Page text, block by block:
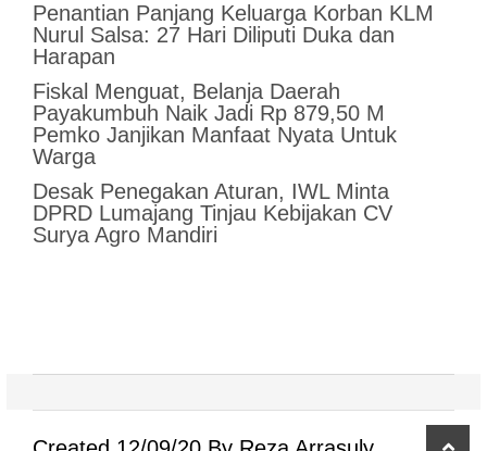
Penantian Panjang Keluarga Korban KLM
Nurul Salsa: 27 Hari Diliputi Duka dan
Harapan
Fiskal Menguat, Belanja Daerah
Payakumbuh Naik Jadi Rp 879,50 M
Pemko Janjikan Manfaat Nyata Untuk
Warga
Desak Penegakan Aturan, IWL Minta
DPRD Lumajang Tinjau Kebijakan CV
Surya Agro Mandiri